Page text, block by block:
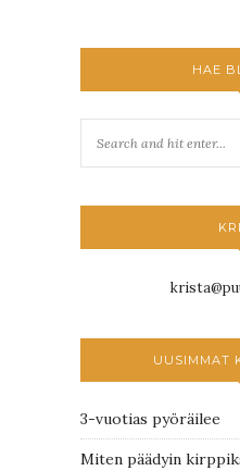
HAE
UUSIMMAT
3-vuotias pyöräilee
Miten päädyin